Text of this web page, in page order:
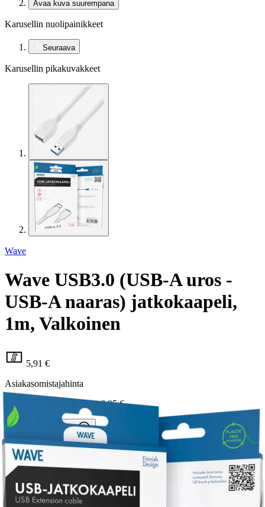
Avaa kuva suurempana
Karusellin nuolipainikkeet
Seuraava
Karusellin pikakuvakkeet
Wave
Wave USB3.0 (USB-A uros -
USB-A naaras) jatkokaapeli,
1m, Valkoinen
5,91 €
Asiakasomistajahinta
Hinta ilman S-Etukorttia: 6,95 €
Verkkokaupan hinta
Valitse toimitustapa
Nouto myymälästä
Toimitus
Kotiin tai noutopisteeseenAlk. 0 €